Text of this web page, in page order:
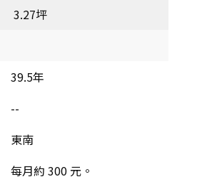
3.27坪
39.5年
--
東南
每月約 300 元。